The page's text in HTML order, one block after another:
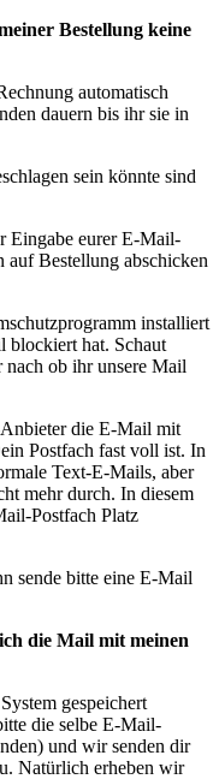
Bestellung keine
automatisch
dauern bis ihr sie in
sein könnte sind
Eingabe eurer E-Mail-
auf Bestellung abschicken
installiert
blockiert hat. Schaut
nach ob ihr unsere Mail
die E-Mail mit
Postfach fast voll ist. In
Text-E-Mails, aber
mehr durch. In diesem
Postfach Platz
sende bitte eine E-Mail
die Mail mit meinen
gespeichert
die selbe E-Mail-
und wir senden dir
Natürlich erheben wir